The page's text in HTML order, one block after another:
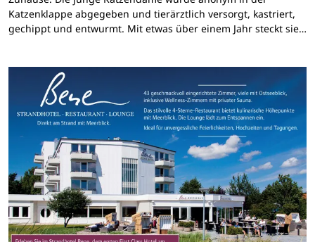
Katzenklappe abgegeben und tierärztlich versorgt, kastriert,
gechippt und entwurmt. Mit etwas über einem Jahr steckt sie…